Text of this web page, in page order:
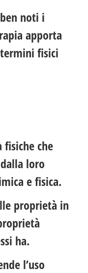
noti i
apporta
fisici
che
loro
e fisica.
proprietà in
ha.
l’uso